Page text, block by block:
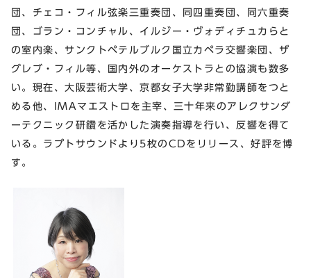
団、チェコ・フィル弦楽三重奏団、同四重奏団、同六重奏
団、ゴラン・コンチャル、イルジー・ヴォディチュカらと
の室内楽、サンクトペテルブルク国立カペラ交響楽団、ザ
グレブ・フィル等、国内外のオーケストラとの協演も数多
い。現在、大阪芸術大学、京都女子大学非常勤講師をつと
める他、IMAマエストロを主宰、三十年来のアレクサンダ
ーテクニック研鑽を活かした演奏指導を行い、反響を得て
いる。ラプトサウンドより5枚のCDをリリース、好評を博
す。